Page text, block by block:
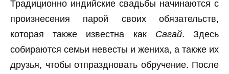
Традиционно индийские свадьбы начинаются с
произнесения парой своих обязательств,
которая также известна как Сагай. Здесь
собираются семьи невесты и жениха, а также их
друзья, чтобы отпраздновать обручение. После